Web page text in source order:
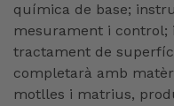
química de base;
mesurament i control;
tractament de
completarà amb
motlles i matrius,